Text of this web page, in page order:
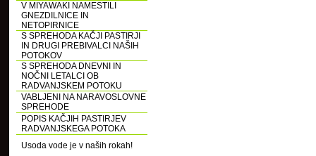
V MIYAWAKI NAMESTILI
GNEZDILNICE IN
NETOPIRNICE
S SPREHODA KAČJI PASTIRJI
IN DRUGI PREBIVALCI NAŠIH
POTOKOV
S SPREHODA DNEVNI IN
NOČNI LETALCI OB
RADVANJSKEM POTOKU
VABLJENI NA NARAVOSLOVNE
SPREHODE
POPIS KAČJIH PASTIRJEV
RADVANJSKEGA POTOKA
Usoda vode je v naših rokah!